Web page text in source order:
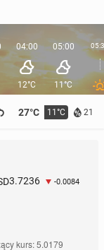
27°C 11°C 21
04:00
12°C
05:00
11°C
3.7236 -0.0084